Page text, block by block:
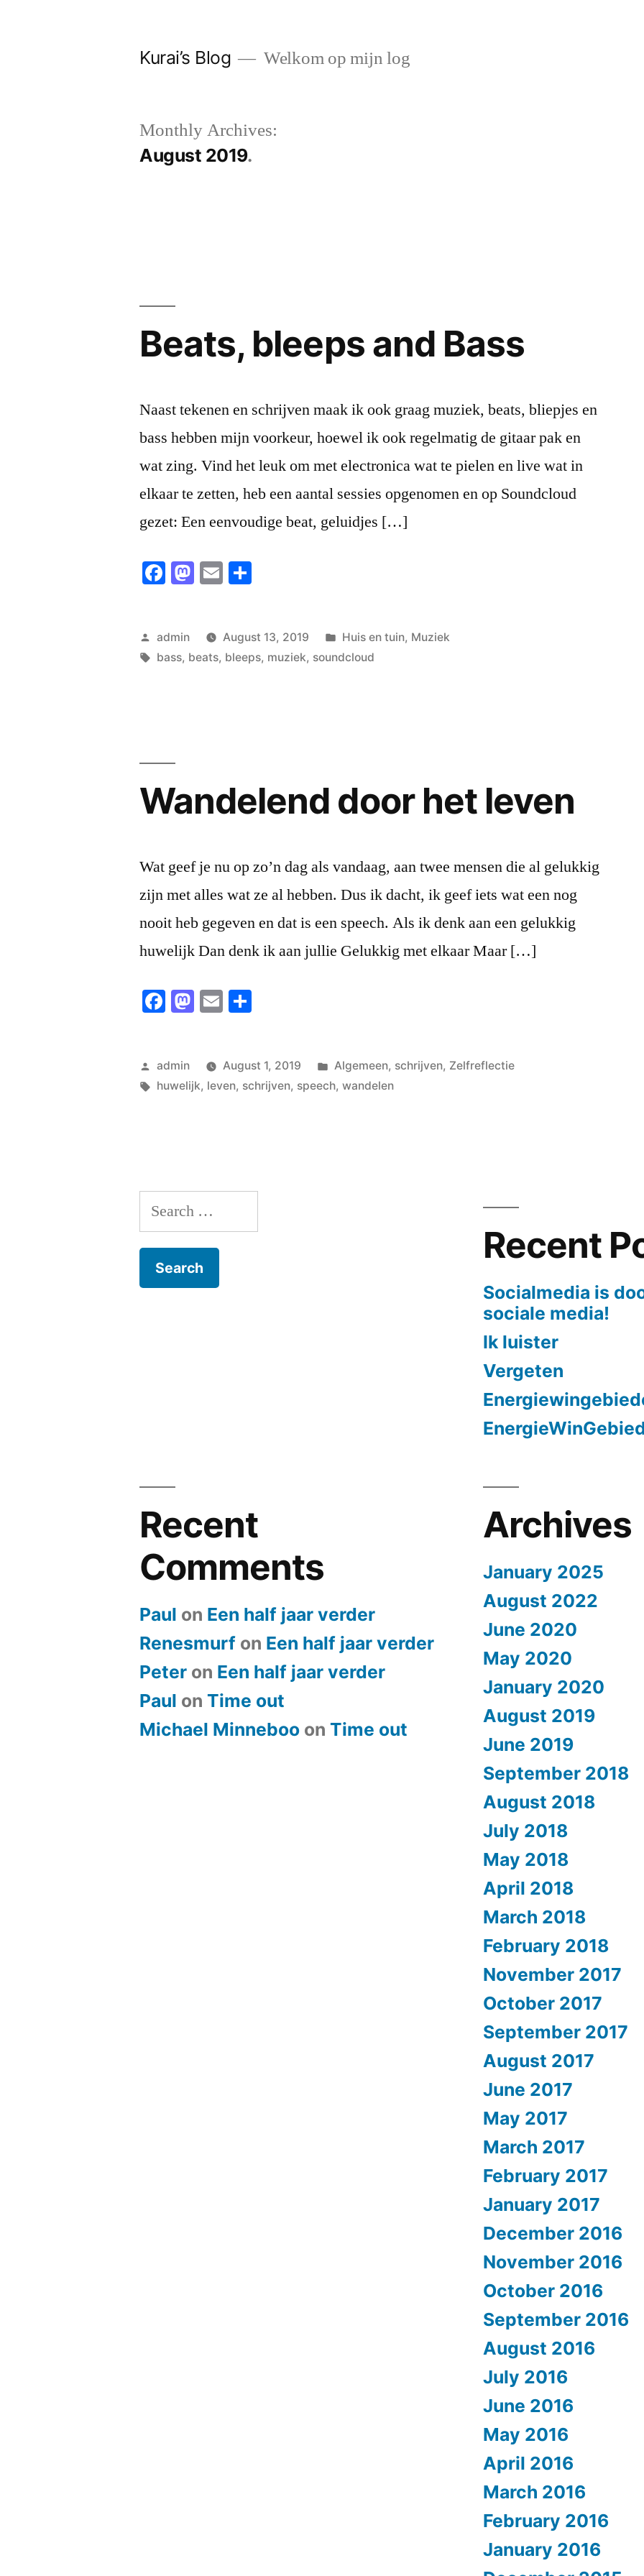
Kurai’s Blog Welkom op mijn log
Monthly Archives:
August 2019
Beats, bleeps and Bass
Naast tekenen en schrijven maak ik ook graag muziek, beats, bliepjes en
bass hebben mijn voorkeur, hoewel ik ook regelmatig de gitaar pak en
wat zing. Vind het leuk om met electronica wat te pielen en live wat in
elkaar te zetten, heb een aantal sessies opgenomen en op Soundcloud
gezet: Een eenvoudige beat, geluidjes […]
Facebook
Mastodon
Email
Posted
by
admin August 13, 2019
Posted
in
Huis en tuin, Muziek
Tags:
bass, beats, bleeps, muziek, soundcloud
Wandelend door het leven
Wat geef je nu op zo’n dag als vandaag, aan twee mensen die al gelukkig
zijn met alles wat ze al hebben. Dus ik dacht, ik geef iets wat een nog
nooit heb gegeven en dat is een speech. Als ik denk aan een gelukkig
huwelijk Dan denk ik aan jullie Gelukkig met elkaar Maar […]
Facebook
Mastodon
Email
Posted
by
admin August 1, 2019
Posted
in
Algemeen, schrijven, Zelfreflectie
Tags:
huwelijk, leven, schrijven, speech,wandelen
Search
for:
Recent
Socialmedia is
sociale media!
Ik luister
Vergeten
Recent
Comments
Paul on Een half jaar verder
Renesmurf on Een half jaar verder
Peter on Een half jaar verder
Paul on​Time out
Michael Minneboo on​Time out
Archives
January 2025
August 2022
June 2020
May 2020
January 2020
August 2019
June 2019
September 2018
August 2018
July 2018
May 2018
April 2018
March 2018
February 2018
November 2017
October 2017
September 2017
August 2017
June 2017
May 2017
March 2017
February 2017
January 2017
December 2016
November 2016
October 2016
September 2016
August 2016
July 2016
June 2016
May 2016
April 2016
March 2016
February 2016
January 2016